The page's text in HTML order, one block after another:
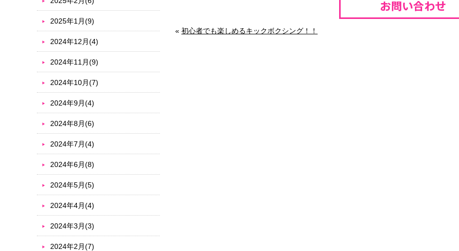
« 初心者でも楽しめるキックボクシング！！
2025年1月(9)
2024年12月(4)
2024年11月(9)
2024年10月(7)
2024年9月(4)
2024年8月(6)
2024年7月(4)
2024年6月(8)
2024年5月(5)
2024年4月(4)
2024年3月(3)
2024年2月(7)